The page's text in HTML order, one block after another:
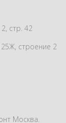
стр. 42
строение 2
Москва.